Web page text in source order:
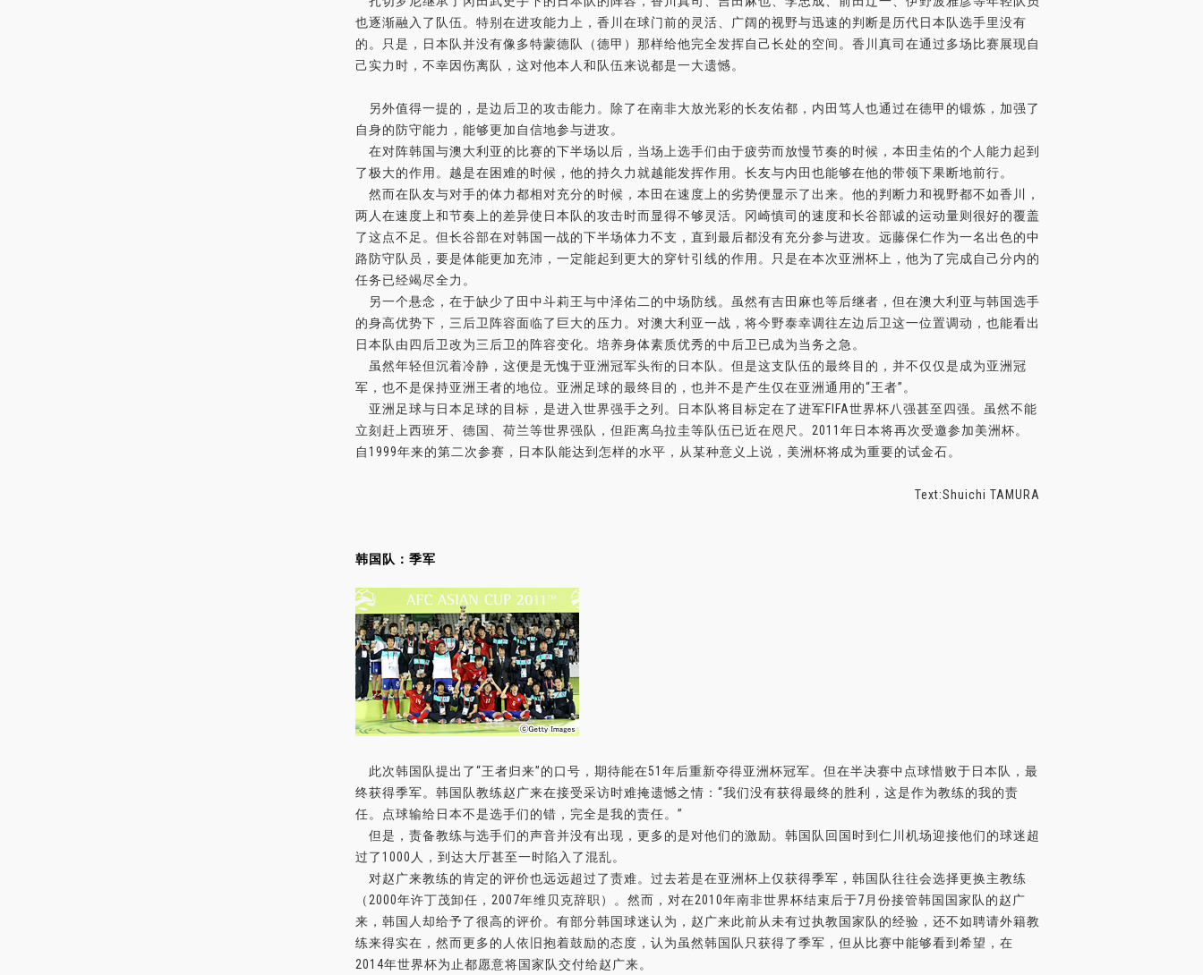
也逐渐融入了队伍。特别在进攻能力上，香川在球门前的灵活、广阔的视野与迅速的判断是历代日本队选手里没有
的。只是，日本队并没有像多特蒙德队（德甲）那样给他完全发挥自己长处的空间。香川真司在通过多场比赛展现自
己实力时，不幸因伤离队，这对他本人和队伍来说都是一大遗憾。
另外值得一提的，是边后卫的攻击能力。除了在南非大放光彩的长友佑都，内田笃人也通过在德甲的锻炼，加强了
自身的防守能力，能够更加自信地参与进攻。
在对阵韩国与澳大利亚的比赛的下半场以后，当场上选手们由于疲劳而放慢节奏的时候，本田圭佑的个人能力起到
了极大的作用。越是在困难的时候，他的持久力就越能发挥作用。长友与内田也能够在他的带领下果断地前行。
然而在队友与对手的体力都相对充分的时候，本田在速度上的劣势便显示了出来。他的判断力和视野都不如香川，
两人在速度上和节奏上的差异使日本队的攻击时而显得不够灵活。冈崎慎司的速度和长谷部诚的运动量则很好的覆盖
了这点不足。但长谷部在对韩国一战的下半场体力不支，直到最后都没有充分参与进攻。远藤保仁作为一名出色的中
路防守队员，要是体能更加充沛，一定能起到更大的穿针引线的作用。只是在本次亚洲杯上，他为了完成自己分内的
任务已经竭尽全力。
另一个悬念，在于缺少了田中斗莉王与中泽佑二的中场防线。虽然有吉田麻也等后继者，但在澳大利亚与韩国选手
的身高优势下，三后卫阵容面临了巨大的压力。对澳大利亚一战，将今野泰幸调往左边后卫这一位置调动，也能看出
日本队由四后卫改为三后卫的阵容变化。培养身体素质优秀的中后卫已成为当务之急。
虽然年轻但沉着冷静，这便是无愧于亚洲冠军头衔的日本队。但是这支队伍的最终目的，并不仅仅是成为亚洲冠
军，也不是保持亚洲王者的地位。亚洲足球的最终目的，也并不是产生仅在亚洲通用的“王者”。
亚洲足球与日本足球的目标，是进入世界强手之列。日本队将目标定在了进军FIFA世界杯八强甚至四强。虽然不能
立刻赶上西班牙、德国、荷兰等世界强队，但距离乌拉圭等队伍已近在咫尺。2011年日本将再次受邀参加美洲杯。
自1999年来的第二次参赛，日本队能达到怎样的水平，从某种意义上说，美洲杯将成为重要的试金石。
Text:Shuichi TAMURA
韩国队：季军
此次韩国队提出了“王者归来”的口号，期待能在51年后重新夺得亚洲杯冠军。但在半决赛中点球惜败于日本队，最
终获得季军。韩国队教练赵广来在接受采访时难掩遗憾之情：“我们没有获得最终的胜利，这是作为教练的我的责
任。点球输给日本不是选手们的错，完全是我的责任。”
但是，责备教练与选手们的声音并没有出现，更多的是对他们的激励。韩国队回国时到仁川机场迎接他们的球迷超
过了1000人，到达大厅甚至一时陷入了混乱。
对赵广来教练的肯定的评价也远远超过了责难。过去若是在亚洲杯上仅获得季军，韩国队往往会选择更换主教练
（2000年许丁茂卸任，2007年维贝克辞职）。然而，对在2010年南非世界杯结束后于7月份接管韩国国家队的赵广
来，韩国人却给予了很高的评价。有部分韩国球迷认为，赵广来此前从未有过执教国家队的经验，还不如聘请外籍教
练来得实在，然而更多的人依旧抱着鼓励的态度，认为虽然韩国队只获得了季军，但从比赛中能够看到希望，在
2014年世界杯为止都愿意将国家队交付给赵广来。